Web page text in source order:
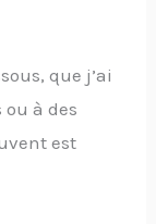
que j’ai
à des
est